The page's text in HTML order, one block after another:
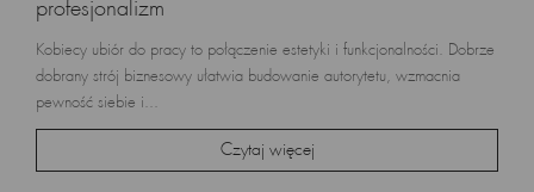
profesjonalizm
Kobiecy ubiór do pracy to połączenie estetyki i funkcjonalności. Dobrze
dobrany strój biznesowy ułatwia budowanie autorytetu, wzmacnia
pewność siebie i...
Czytaj więcej